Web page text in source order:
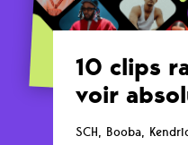
10 clips
voir
SCH, Booba,